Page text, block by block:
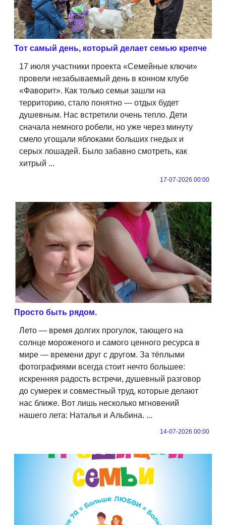
Тот самый день, который делает семью крепче
17 июля участники проекта «Семейные ключи»
провели незабываемый день в конном клубе
«Фаворит». Как только семьи зашли на
территорию, стало понятно — отдых будет
душевным. Нас встретили очень тепло. Дети
сначала немного робели, но уже через минуту
смело угощали яблоками больших гнедых и
серых лошадей. Было забавно смотреть, как
хитрый ...
17-07-2026 00:00
Просто быть рядом.
Лето — время долгих прогулок, тающего на
солнце мороженого и самого ценного ресурса в
мире — времени друг с другом. За тёплыми
фотографиями всегда стоит нечто большее:
искренняя радость встречи, душевный разговор
до сумерек и совместный труд, которые делают
нас ближе. Вот лишь несколько мгновений
нашего лета: Наталья и Альбина. ...
14-07-2026 00:00